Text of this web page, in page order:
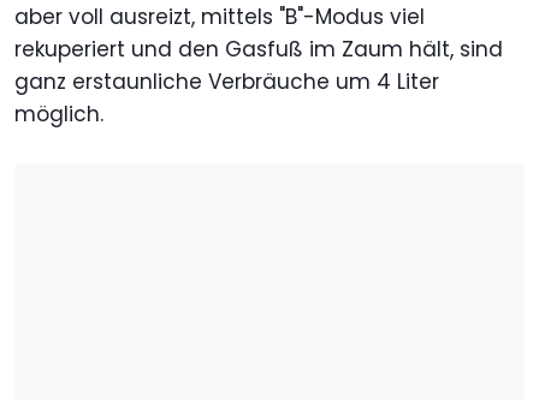
aber voll ausreizt, mittels "B"-Modus viel
rekuperiert und den Gasfuß im Zaum hält, sind
ganz erstaunliche Verbräuche um 4 Liter
möglich.